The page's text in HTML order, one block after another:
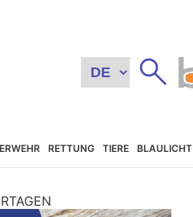
RETTUNG TIERE BLAULICHT